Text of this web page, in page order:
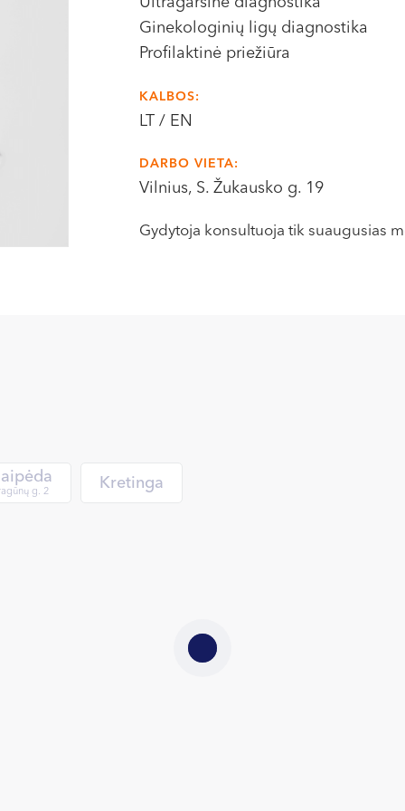
Ginekologinių ligų diagnostika
Profilaktinė priežiūra
KALBOS:
LT / EN
DARBO VIETA:
Vilnius, S. Žukausko g. 19
Gydytoja konsultuoja tik suaugusias
g. 2
Kretinga